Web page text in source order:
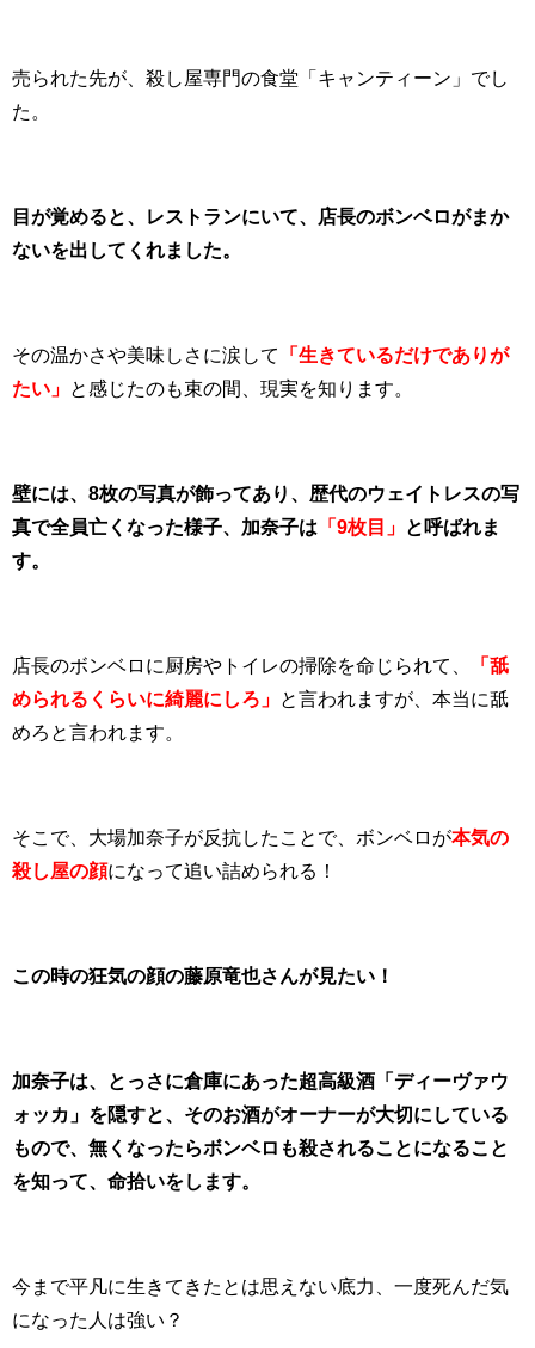
売られた先が、殺し屋専門の食堂「キャンティーン」でし
た。
目が覚めると、レストランにいて、店長のボンベロがまか
ないを出してくれました。
その温かさや美味しさに涙して
「生きているだけでありが
たい」
と感じたのも束の間、現実を知ります。
壁には、8枚の写真が飾ってあり、歴代のウェイトレスの写
真で全員亡くなった様子、加奈子は 「9枚目」
と呼ばれま
す。
店長のボンベロに厨房やトイレの掃除を命じられて、
「舐
められるくらいに綺麗にしろ」
と言われますが、本当に舐
めろと言われます。
そこで、大場加奈子が反抗したことで、ボンベロが本気の
殺し屋の顔になって追い詰められる！
この時の狂気の顔の藤原竜也さんが見たい！
加奈子は、とっさに倉庫にあった超高級酒「ディーヴァウ
ォッカ」を隠すと、そのお酒がオーナーが大切にしている
もので、無くなったらボンベロも殺されることになること
を知って、命拾いをします。
今まで平凡に生きてきたとは思えない底力、一度死んだ気
になった人は強い？